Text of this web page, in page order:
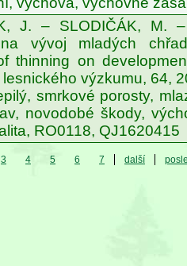
J. – SLODIČÁK, M.
vývoj mladých
thinning on
výzkumu, 64,
smrkové porosty,
novodobé škody,
RO0118, QJ1620415
3 4 5 6 7 další